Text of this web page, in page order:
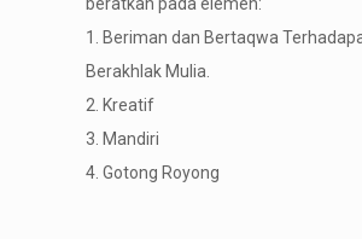
1. Beriman dan Bertaqwa
Berakhlak Mulia.
2. Kreatif
3. Mandiri
4. Gotong Royong